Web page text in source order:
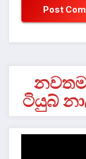
නවතම
ටියුබ්